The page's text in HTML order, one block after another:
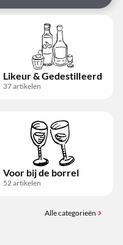
Likeur & Gedestilleerd
37artikelen
Voor bij de borrel
52artikelen
Alle categorieën